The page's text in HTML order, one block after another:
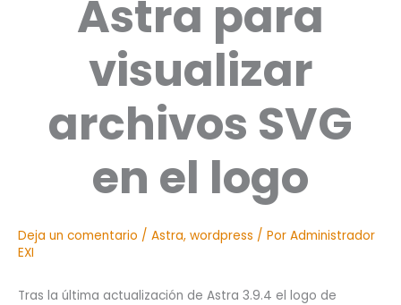
Astra para
visualizar
archivos SVG
en el logo
Deja un comentario / Astra, wordpress / Por Administrador
EXI
Tras la última actualización de Astra 3.9.4 el logo de